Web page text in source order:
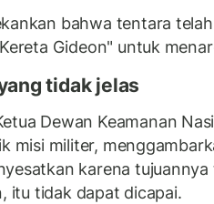
bahwa tentara
Gideon" untuk
tidak jelas
Dewan Keamanan
misi militer,
karena tujuannya
itu tidak dapat dicapai.